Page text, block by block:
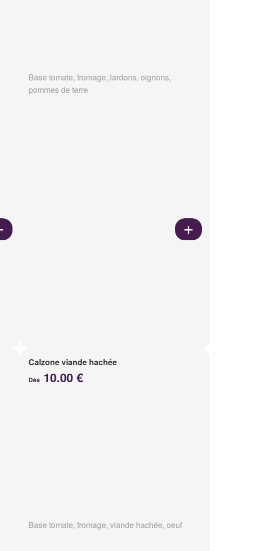
Base tomate, fromage, lardons, oignons,
pommes de terre
Calzone viande hachée
Dès 10.00 €
Base tomate, fromage, viande hachée, oeuf